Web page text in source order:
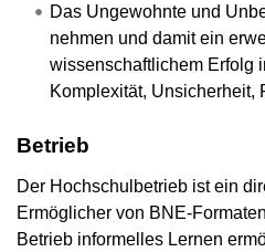
Das Ungewohnte und
nehmen und damit ein
wissenschaftlichem Erfolg
Komplexität, Unsicherheit,
Betrieb
Der Hochschulbetrieb ist ein
Ermöglicher von BNE-
Betrieb informelles Lernen